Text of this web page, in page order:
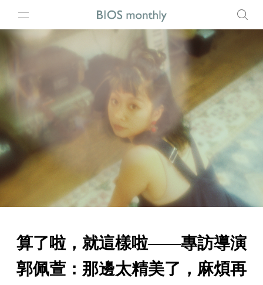
算了啦，就這樣啦——專訪導演
郭佩萱：那邊太精美了，麻煩再